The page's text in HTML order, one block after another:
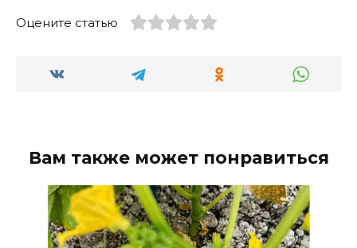
Оцените статью
Вам также может понравиться